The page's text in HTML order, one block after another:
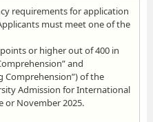
requirements for application
must meet one of the
or higher out of 400 in
and
Comprehension”) of the
Admission for International
or November 2025.